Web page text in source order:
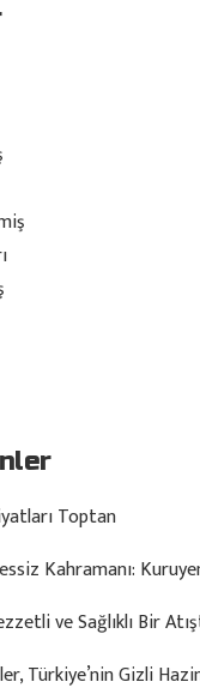
Toptan
Kahramanı:
ve Sağlıklı Bir
Türkiye’nin Gizli